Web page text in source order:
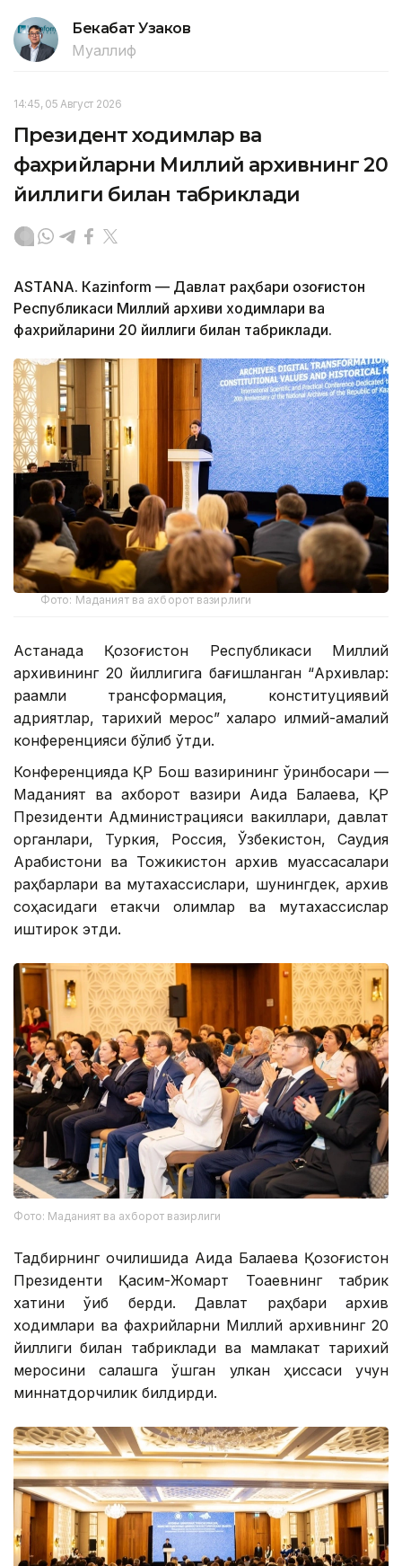
Бекабат Узаков
Муаллиф
14:45, 05 Август 2026
Президент ходимлар ва
фахрийларни Миллий архивнинг 20
йиллиги билан табриклади
ASTANА. Кazinform — Давлат раҳбари Қозоғистон
Республикаси Миллий архиви ходимлари ва
фахрийларини 20 йиллиги билан табриклади.
Фото: Маданият ва ахборот вазирлиги
Астанада Қозоғистон Республикаси Миллий
архивининг 20 йиллигига бағишланган “Архивлар:
рақамли трансформация, конституциявий
қадриятлар, тарихий мерос” халқаро илмий-амалий
конференцияси бўлиб ўтди.
Конференцияда ҚР Бош вазирининг ўринбосари —
Маданият ва ахборот вазири Аида Балаева, ҚР
Президенти Администрацияси вакиллари, давлат
органлари, Туркия, Россия, Ўзбекистон, Саудия
Арабистони ва Тожикистон архив муассасалари
раҳбарлари ва мутахассислари, шунингдек, архив
соҳасидаги етакчи олимлар ва мутахассислар
иштирок этди.
Фото: Маданият ва ахборот вазирлиги
Тадбирнинг очилишида Аида Балаева Қозоғистон
Президенти Қасим-Жомарт Тоқаевнинг табрик
хатини ўқиб берди. Давлат раҳбари архив
ходимлари ва фахрийларни Миллий архивнинг 20
йиллиги билан табриклади ва мамлакат тарихий
меросини сақлашга қўшган улкан ҳиссаси учун
миннатдорчилик билдирди.